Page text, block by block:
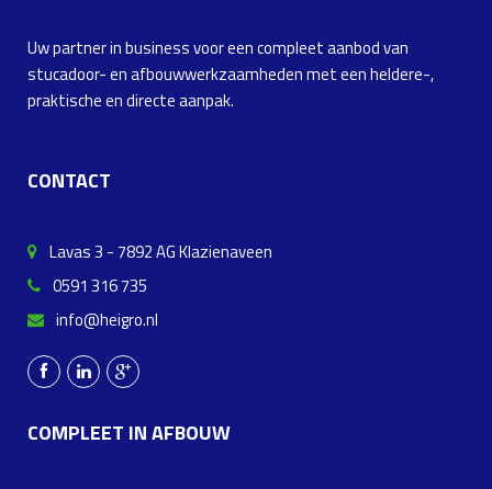
Uw partner in business voor een compleet aanbod van
stucadoor- en afbouwwerkzaamheden met een heldere-,
praktische en directe aanpak.
CONTACT
Lavas 3 - 7892 AG Klazienaveen
0591 316 735
info@heigro.nl
COMPLEET IN AFBOUW